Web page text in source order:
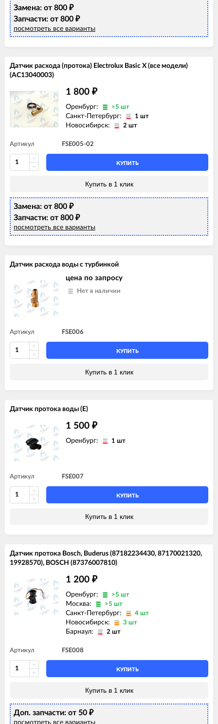
Замена: от 800 ₽
Запчасти: от 800 ₽
посмотреть все варианты
Датчик расхода (протока) Electrolux Basic X (все модели)
(AC13040003)
1 800 ₽
Оренбург: >5 шт
Санкт-Петербург: 1 шт
Новосибирск: 2 шт
Артикул FSE005-02
КУПИТЬ
Купить в 1 клик
Замена: от 800 ₽
Запчасти: от 800 ₽
посмотреть все варианты
Датчик расхода воды с турбинкой
цена по запросу
Нет в наличии
Артикул FSE006
КУПИТЬ
Купить в 1 клик
Датчик протока воды (E)
1 500 ₽
Оренбург: 1 шт
Артикул FSE007
КУПИТЬ
Купить в 1 клик
Датчик протока Bosch, Buderus (87182234430, 87170021320,
19928570), BOSCH (87376007810)
1 200 ₽
Оренбург: >5 шт
Москва: >5 шт
Санкт-Петербург: 4 шт
Новосибирск: 3 шт
Барнаул: 2 шт
Артикул FSE008
КУПИТЬ
Купить в 1 клик
Доп. запчасти: от 50 ₽
посмотреть все варианты